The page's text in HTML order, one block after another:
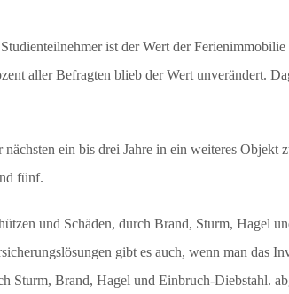
ist der Wert der
aller Befragten blieb der Wert unverändert.
ein bis drei Jahre in ein weiteres Objekt
fünf.
und Schäden, durch Brand, Sturm, Hagel
gibt es auch, wenn man das
Sturm, Brand, Hagel und Einbruch-Diebstahl.